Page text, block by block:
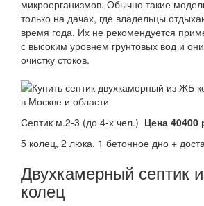
микроорганизмов. Обычно такие
только на дачах, где владельцы
время года. Их не рекомендуется
с высоким уровнем грунтовых вод и
очистку стоков.
Септик м.2-3 (до 4-х чел.) Цена 40400
5 колец, 2 люка, 1 бетонное дно +
Двухкамерный септик
колец